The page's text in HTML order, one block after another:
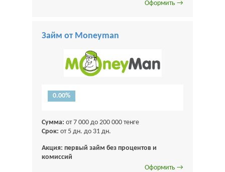
Оформить →
Займ от Moneyman
0.00%
Сумма: от 7 000 до 200 000 тенге
Срок: от 5 дн. до 31 дн.
Акция: первый займ без процентов и
комиссий
Оформить →